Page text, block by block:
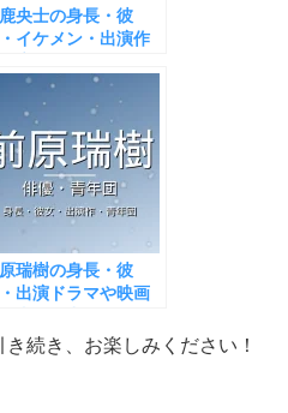
央士の身長・彼
イケメン・出演作
瑞樹の身長・彼
出演ドラマや映画
！続き、お楽しみください！